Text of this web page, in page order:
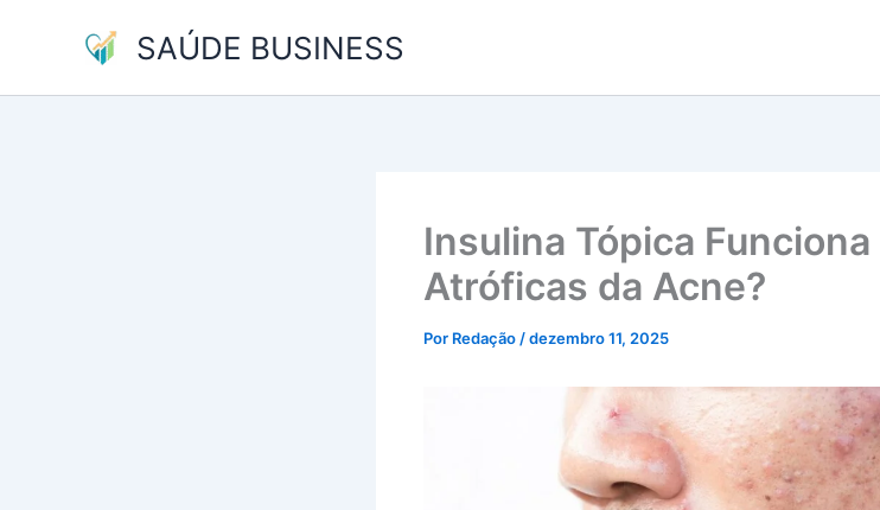
SAÚDE BUSINESS
Insulina Tópica
Atróficas da Acne?
Por Redação /dezembro 11, 2025